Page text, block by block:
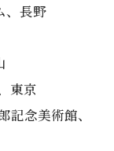
、長野
東京
念美術館、